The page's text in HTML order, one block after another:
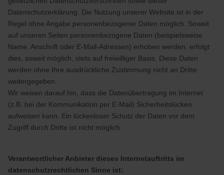
Datenschutzerklärung. Die Nutzung unserer Website ist in der
Regel ohne Angabe personenbezogener Daten möglich. Soweit
auf unseren Seiten personenbezogene Daten (beispielsweise
Name, Anschrift oder E-Mail-Adressen) erhoben werden, erfolgt
dies, soweit möglich, stets auf freiwilliger Basis. Diese Daten
werden ohne Ihre ausdrückliche Zustimmung nicht an Dritte
weitergegeben.
Wir weisen darauf hin, dass die Datenübertragung im Internet
(z.B. bei der Kommunikation per E-Mail) Sicherheitslücken
aufweisen kann. Ein lückenloser Schutz der Daten vor dem
Zugriff durch Dritte ist nicht möglich.
Verantwortlicher Anbieter dieses Internetauftritts im
datenschutzrechtlichen Sinne ist: